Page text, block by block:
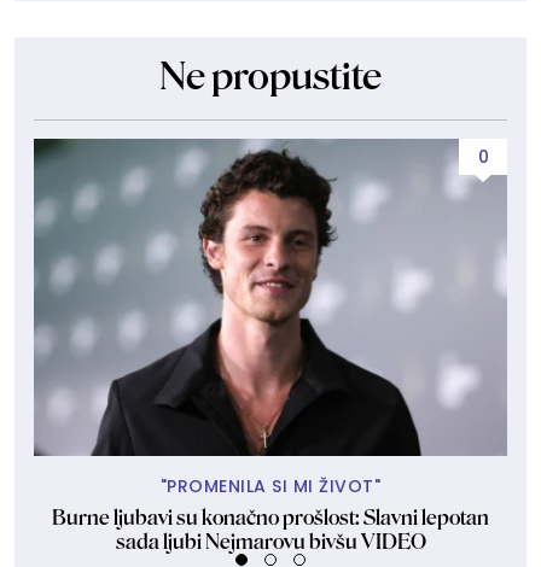
Ne propustite
0
"PROMENILA SI MI ŽIVOT"
Burne ljubavi su konačno prošlost: Slavni lepotan
sada ljubi Nejmarovu bivšu VIDEO